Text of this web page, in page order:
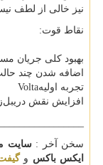
نیز خالی از لطف
نقاط قوت:
بهبود کلی جریان
اضافه شدن چند
تجربه اولیهVolta
افزایش نقش
سخن آخر
:سایت
ایکس باکس و